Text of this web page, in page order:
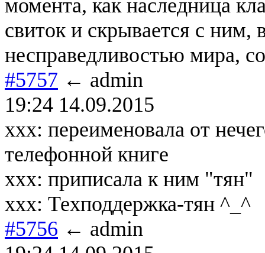
момента, как наследница
свиток и скрывается с ним,
несправедливостью мира,
#5757 ← admin
19:24 14.09.2015
ххх: переименовала от
телефонной книге
ххх: приписала к ним "тян"
ххх: Техподдержка-тян ^_^
#5756 ← admin